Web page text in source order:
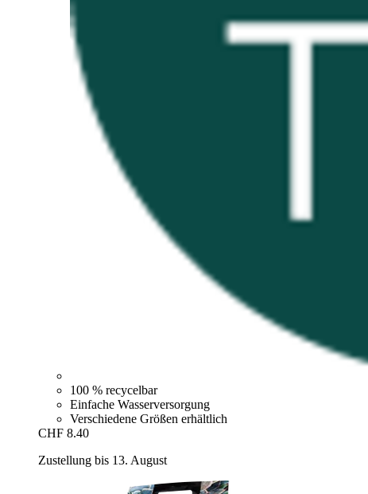
100 % recycelbar
Einfache Wasserversorgung
Verschiedene Größen erhältlich
CHF 8.40
Zustellung bis 13. August